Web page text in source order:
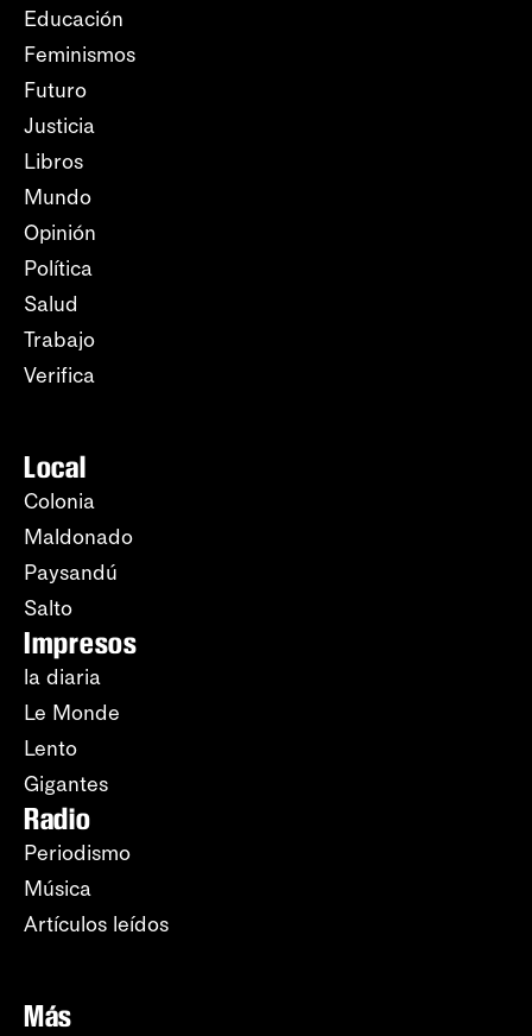
Educación
Feminismos
Futuro
Justicia
Libros
Mundo
Opinión
Política
Salud
Trabajo
Verifica
Local
Colonia
Maldonado
Paysandú
Salto
Impresos
la diaria
Le Monde
Lento
Gigantes
Radio
Periodismo
Música
Artículos leídos
Más